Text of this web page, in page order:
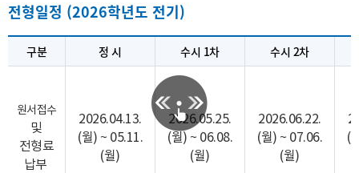
전형일정 (2026학년도 전기)
구분 정 시 수시 1차 수시 2차
원서접수
및
전형료
납부
2026.04.13.
(월) ~ 05.11.
(월)
2026.05.25.
(월) ~ 06.08.
(월)
2026.06.22.
(월) ~ 07.06.
(월)
(